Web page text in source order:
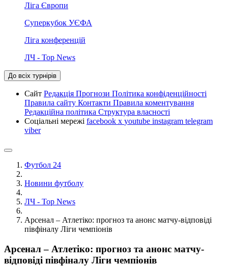
Ліга Європи
Суперкубок УЄФА
Ліга конференцій
ЛЧ - Top News
До всіх турнірів
Сайт Редакція Прогнози Політика конфіденційності
Правила сайту Контакти Правила коментування
Редакційна політика Структура власності
Соціальні мережі facebook x youtube instagram telegram
viber
Футбол 24
Новини футболу
ЛЧ - Top News
Арсенал – Атлетіко: прогноз та анонс матчу-відповіді
півфіналу Ліги чемпіонів
Арсенал – Атлетіко: прогноз та анонс матчу-
відповіді півфіналу Ліги чемпіонів